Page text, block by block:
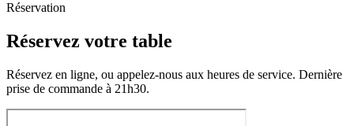
Réservation
Réservez votre table
Réservez en ligne, ou appelez-nous aux heures de service. Dernière
prise de commande à 21h30.